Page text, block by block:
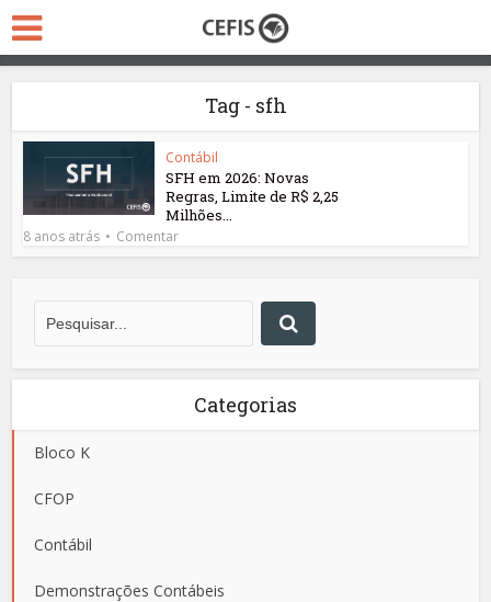
Tag - sfh
Contábil
SFH em 2026: Novas
Regras, Limite de R$ 2,25
Milhões...
8 anos atrás Comentar
Categorias
Bloco K
CFOP
Contábil
Demonstrações Contábeis